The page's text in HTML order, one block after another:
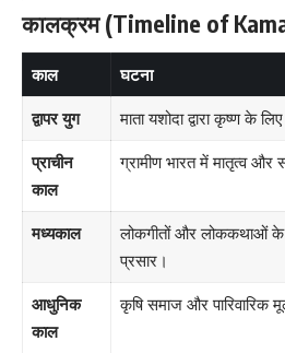
कालक्रम (Timeline of
काल घटना
द्वापर युग माता यशोदा द्वारा कृष्ण के
प्राचीन
काल
ग्रामीण भारत में मातृत्व
मध्यकाल
लोकगीतों और लोककथाओं के
प्रसार।
आधुनिक
काल
कृषि समाज और पारिवारिक